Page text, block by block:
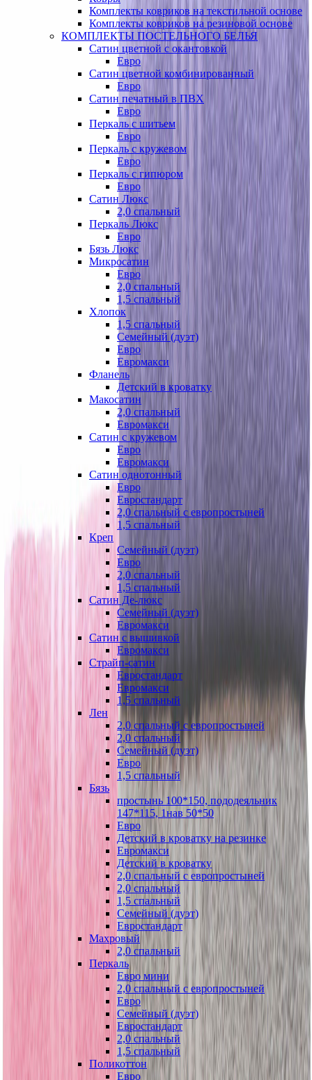
Комплекты ковриков на текстильной основе
Комплекты ковриков на резиновой основе
КОМПЛЕКТЫ ПОСТЕЛЬНОГО БЕЛЬЯ
Сатин цветной с окантовкой
Евро
Сатин цветной комбинированный
Евро
Сатин печатный в ПВХ
Евро
Перкаль с шитьем
Евро
Перкаль с кружевом
Евро
Перкаль с гипюром
Евро
Сатин Люкс
2,0 спальный
Перкаль Люкс
Евро
Бязь Люкс
Микросатин
Евро
2,0 спальный
1,5 спальный
Хлопок
1,5 спальный
Семейный (дуэт)
Евро
Евромакси
Фланель
Детский в кроватку
Макосатин
2,0 спальный
Евромакси
Сатин с кружевом
Евро
Евромакси
Сатин однотонный
Евро
Евростандарт
2,0 спальный с европростыней
1,5 спальный
Креп
Семейный (дуэт)
Евро
2,0 спальный
1,5 спальный
Сатин Де-люкс
Семейный (дуэт)
Евромакси
Сатин с вышивкой
Евромакси
Страйп-сатин
Евростандарт
Евромакси
1,5 спальный
Лен
2,0 спальный с европростыней
2,0 спальный
Семейный (дуэт)
Евро
1,5 спальный
Бязь
простынь 100*150, пододеяльник
147*115, 1нав 50*50
Евро
Детский в кроватку на резинке
Евромакси
Детский в кроватку
2,0 спальный с европростыней
2,0 спальный
1,5 спальный
Семейный (дуэт)
Евростандарт
Махровый
2,0 спальный
Перкаль
Евро мини
2,0 спальный с европростыней
Евро
Семейный (дуэт)
Евростандарт
2,0 спальный
1,5 спальный
Поликоттон
Евро